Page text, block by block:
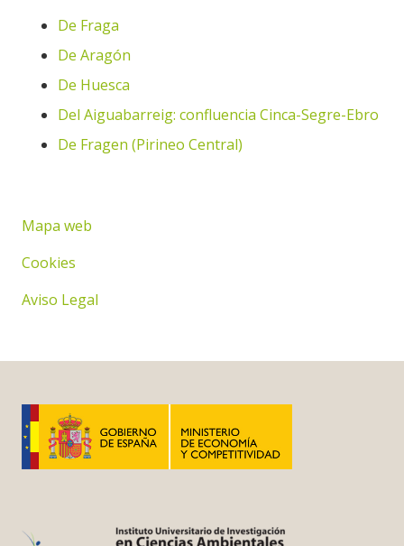
De Fraga
De Aragón
De Huesca
Del Aiguabarreig: confluencia Cinca-Segre-Ebro
De Fragen (Pirineo Central)
Mapa web
Cookies
Aviso Legal